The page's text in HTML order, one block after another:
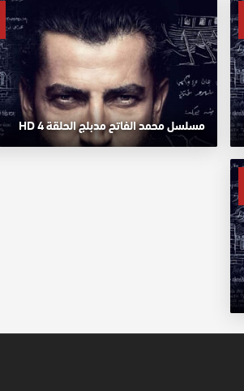
مسلسل محمد الفاتح مدبلج الحلقة 4 HD